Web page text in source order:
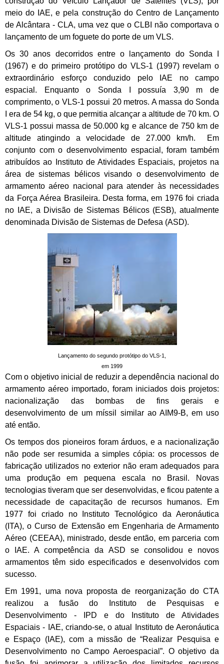
meio do IAE, e pela construção do Centro de Lançamento
de Alcântara - CLA, uma vez que o CLBI não comportava o
lançamento de um foguete do porte de um VLS.
Os 30 anos decorridos entre o lançamento do Sonda I
(1967) e do primeiro protótipo do VLS-1 (1997) revelam o
extraordinário esforço conduzido pelo IAE no campo
espacial. Enquanto o Sonda I possuía 3,90 m de
comprimento, o VLS-1 possui 20 metros. A massa do Sonda
I era de 54 kg, o que permitia alcançar a altitude de 70 km. O
VLS-1 possui massa de 50.000 kg e alcance de 750 km de
altitude atingindo a velocidade de 27.000 km/h. Em
conjunto com o desenvolvimento espacial, foram também
atribuídos ao Instituto de Atividades Espaciais, projetos na
área de sistemas bélicos visando o desenvolvimento de
armamento aéreo nacional para atender às necessidades
da Força Aérea Brasileira. Desta forma, em 1976 foi criada
no IAE, a Divisão de Sistemas Bélicos (ESB), atualmente
denominada Divisão de Sistemas de Defesa (ASD).
Lançamento do segundo protótipo do VLS-1,
em 1999
Com o objetivo inicial de reduzir a dependência nacional do
armamento aéreo importado, foram iniciados dois projetos:
nacionalização das bombas de fins gerais e
desenvolvimento de um míssil similar ao AIM9-B, em uso
até então.
Os tempos dos pioneiros foram árduos, e a nacionalização
não pode ser resumida a simples cópia: os processos de
fabricação utilizados no exterior não eram adequados para
uma produção em pequena escala no Brasil. Novas
tecnologias tiveram que ser desenvolvidas, e ficou patente a
necessidade de capacitação de recursos humanos. Em
1977 foi criado no Instituto Tecnológico da Aeronáutica
(ITA), o Curso de Extensão em Engenharia de Armamento
Aéreo (CEEAA), ministrado, desde então, em parceria com
o IAE. A competência da ASD se consolidou e novos
armamentos têm sido especificados e desenvolvidos com
sucesso.
Em 1991, uma nova proposta de reorganização do CTA
realizou a fusão do Instituto de Pesquisas e
Desenvolvimento - IPD e do Instituto de Atividades
Espaciais - IAE, criando-se, o atual Instituto de Aeronáutica
e Espaço (IAE), com a missão de “Realizar Pesquisa e
Desenvolvimento no Campo Aeroespacial”. O objetivo da